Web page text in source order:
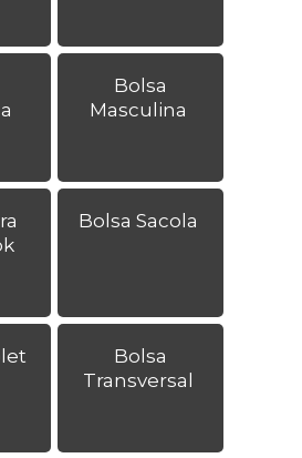
Bolsa
Masculina
Bolsa Sacola
Bolsa
Transversal